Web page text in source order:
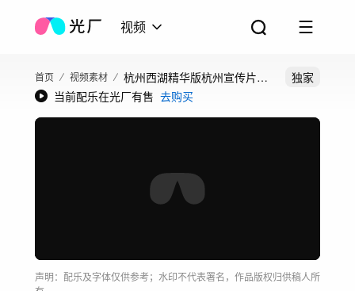
视频
首页 视频素材
杭州西湖精华版杭州宣传片云
雾西湖春天江南
独家
当前配乐在光厂有售 去购买
声明：配乐及字体仅供参考；水印不代表署名，作品版权归供稿人所